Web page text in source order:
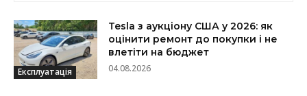
Експлуатація
Tesla з аукціону США у 2026: як
оцінити ремонт до покупки і не
влетіти на бюджет
04.08.2026